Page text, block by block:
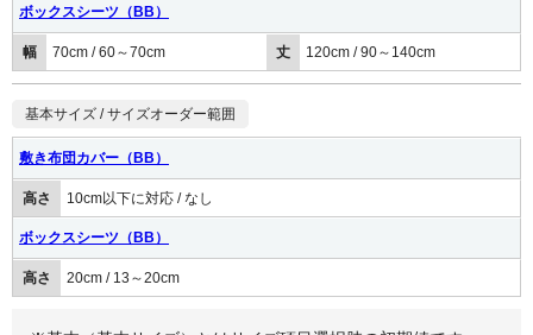
ボックスシーツ（BB）
幅 70cm / 60～70cm 丈 120cm / 90～140cm
基本サイズ / サイズオーダー範囲
敷き布団カバー（BB）
高さ 10cm以下に対応 / なし
ボックスシーツ（BB）
高さ 20cm / 13～20cm